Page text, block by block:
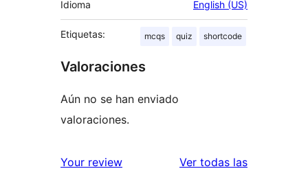
Idioma English (US)
Etiquetas: mcqs quiz shortcode
Valoraciones
Aún no se han enviado
valoraciones.
Your review Ver todas las